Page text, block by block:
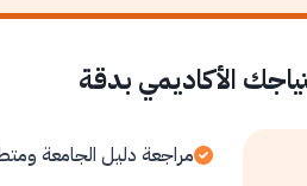
الأكاديمي بدقة
مراجعة دليل الجامعة